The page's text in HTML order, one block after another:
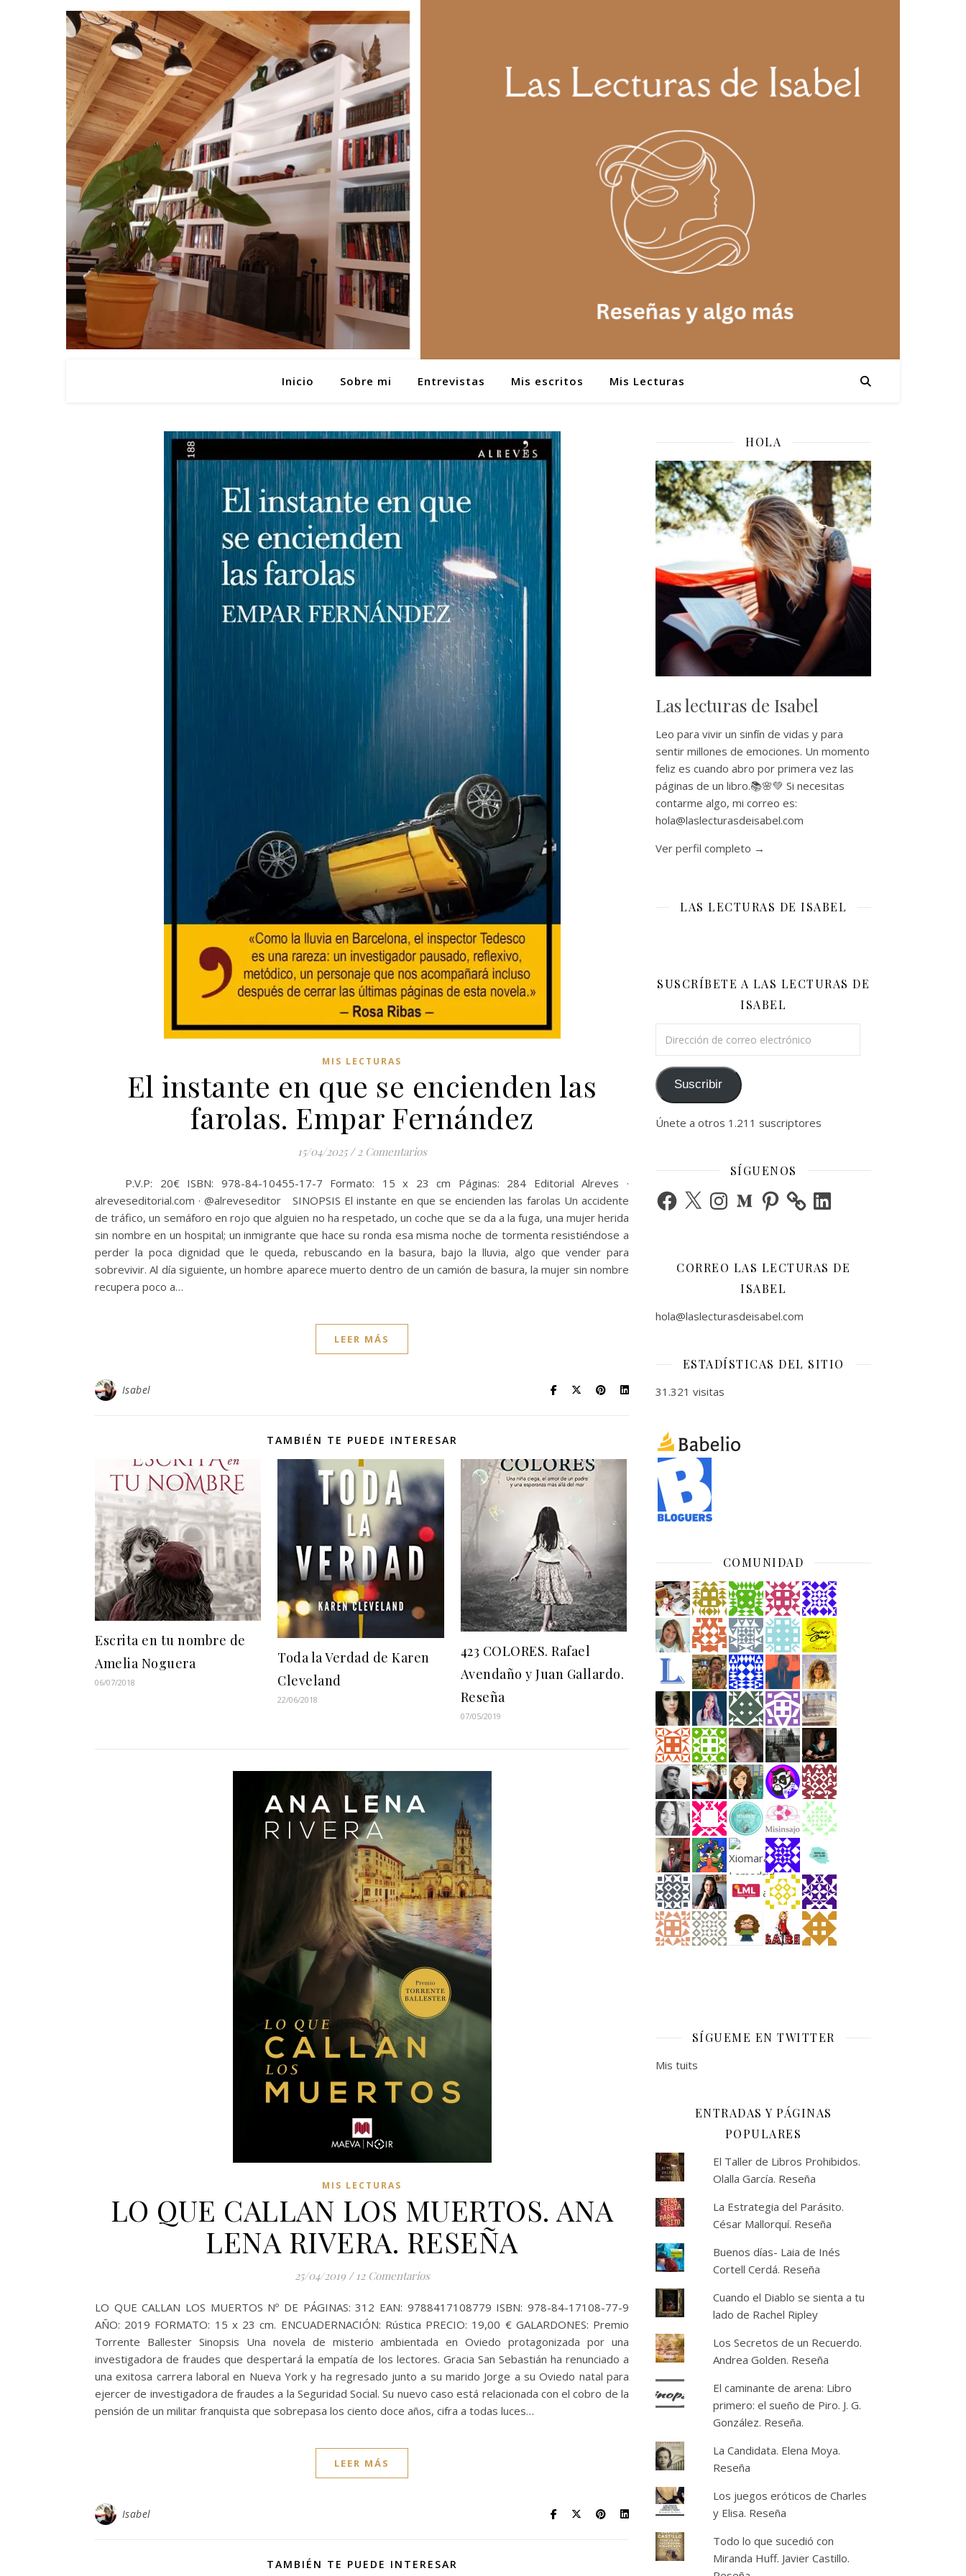
Inicio Sobre mi Entrevistas Mis escritos Mis Lecturas
MIS LECTURAS
El instante en que se encienden las
farolas. Empar Fernández
15/04/2025 / 2 Comentarios
P.V.P: 20€ ISBN: 978-84-10455-17-7 Formato: 15 x 23 cm Páginas: 284 Editorial Alreves ·
alreveseditorial.com · @alreveseditor SINOPSIS El instante en que se encienden las farolas Un accidente
de tráfico, un semáforo en rojo que alguien no ha respetado, un coche que se da a la fuga, una mujer herida
sin nombre en un hospital; un inmigrante que hace su ronda esa misma noche de tormenta resistiéndose a
perder la poca dignidad que le queda, rebuscando en la basura, bajo la lluvia, algo que vender para
sobrevivir. Al día siguiente, un hombre aparece muerto dentro de un camión de basura, la mujer sin nombre
recupera poco a…
LEER MÁS
Isabel
TAMBIÉN TE PUEDE INTERESAR
Escrita en tu nombre de
Amelia Noguera
06/07/2018
Toda la Verdad de Karen
Cleveland
22/06/2018
423 COLORES. Rafael
Avendaño y Juan Gallardo.
Reseña
07/05/2019
MIS LECTURAS
LO QUE CALLAN LOS MUERTOS. ANA
LENA RIVERA. RESEÑA
25/04/2019 / 12 Comentarios
LO QUE CALLAN LOS MUERTOS Nº DE PÁGINAS: 312 EAN: 9788417108779 ISBN: 978-84-17108-77-9
AÑO: 2019 FORMATO: 15 x 23 cm. ENCUADERNACIÓN: Rústica PRECIO: 19,00 € GALARDONES: Premio
Torrente Ballester Sinopsis Una novela de misterio ambientada en Oviedo protagonizada por una
investigadora de fraudes que despertará la empatía de los lectores. Gracia San Sebastián ha renunciado a
una exitosa carrera laboral en Nueva York y ha regresado junto a su marido Jorge a su Oviedo natal para
ejercer de investigadora de fraudes a la Seguridad Social. Su nuevo caso está relacionada con el cobro de la
pensión de un militar franquista que sobrepasa los ciento doce años, cifra a todas luces…
LEER MÁS
Isabel
TAMBIÉN TE PUEDE INTERESAR
HOLA
Las lecturas de Isabel
Leo para vivir un sinfín de vidas y para
sentir millones de emociones. Un momento
feliz es cuando abro por primera vez las
páginas de un libro.📚🌸💚 Si necesitas
contarme algo, mi correo es:
hola@laslecturasdeisabel.com
Ver perfil completo →
LAS LECTURAS DE ISABEL
SUSCRÍBETE A LAS LECTURAS DE
ISABEL
Suscribir
Únete a otros 1.211 suscriptores
SÍGUENOS
Facebook
X InstagramMediumPinterest LinkedIn
CORREO LAS LECTURAS DE
ISABEL
hola@laslecturasdeisabel.com
ESTADÍSTICAS DEL SITIO
31.321 visitas
COMUNIDAD
SÍGUEME EN TWITTER
Mis tuits
ENTRADAS Y PÁGINAS
POPULARES
El Taller de Libros Prohibidos.
Olalla García. Reseña
La Estrategia del Parásito.
César Mallorquí. Reseña
Buenos días- Laia de Inés
Cortell Cerdá. Reseña
Cuando el Diablo se sienta a tu
lado de Rachel Ripley
Los Secretos de un Recuerdo.
Andrea Golden. Reseña
El caminante de arena: Libro
primero: el sueño de Piro. J. G.
González. Reseña.
La Candidata. Elena Moya.
Reseña
Los juegos eróticos de Charles
y Elisa. Reseña
Todo lo que sucedió con
Miranda Huff. Javier Castillo.